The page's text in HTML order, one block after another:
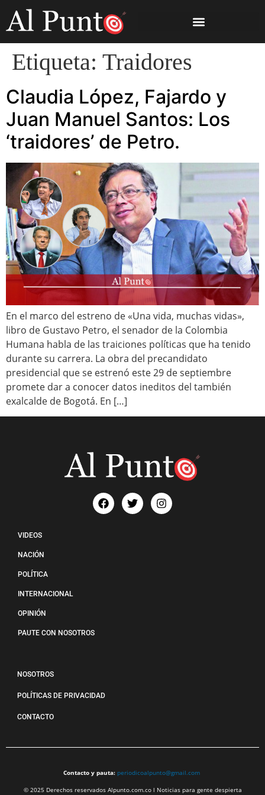
Etiqueta: Traidores
Claudia López, Fajardo y
Juan Manuel Santos: Los
‘traidores’ de Petro.
En el marco del estreno de «Una vida, muchas vidas»,
libro de Gustavo Petro, el senador de la Colombia
Humana habla de las traiciones políticas que ha tenido
durante su carrera. La obra del precandidato
presidencial que se estrenó este 29 de septiembre
promete dar a conocer datos ineditos del también
exalcalde de Bogotá. En […]
VIDEOS
NACIÓN
POLÍTICA
INTERNACIONAL
OPINIÓN
PAUTE CON NOSOTROS
NOSOTROS
POLÍTICAS DE PRIVACIDAD
CONTACTO
Contacto y pauta: periodicoalpunto@gmail.com
© 2025 Derechos reservados Alpunto.com.co l Noticias para gente despierta